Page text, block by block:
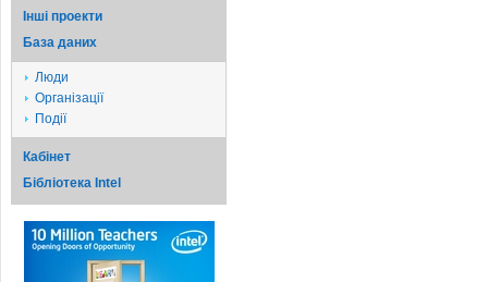
Iншi проекти
База даних
Люди
Організації
Події
Кабінет
Бібліотека Intel